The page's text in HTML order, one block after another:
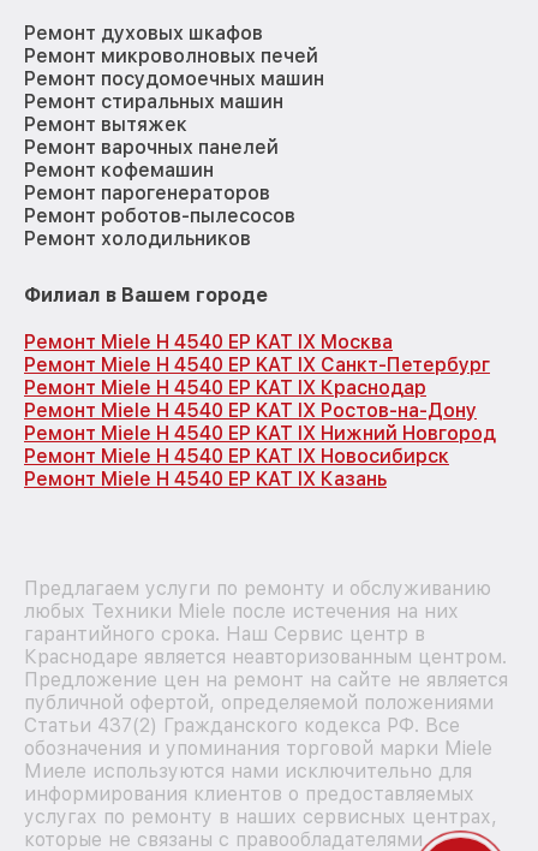
Ремонт духовых шкафов
Ремонт микроволновых печей
Ремонт посудомоечных машин
Ремонт стиральных машин
Ремонт вытяжек
Ремонт варочных панелей
Ремонт кофемашин
Ремонт парогенераторов
Ремонт роботов-пылесосов
Ремонт холодильников
Филиал в Вашем городе
Ремонт Miele H 4540 EP KAT IX Москва
Ремонт Miele H 4540 EP KAT IX Санкт-Петербург
Ремонт Miele H 4540 EP KAT IX Краснодар
Ремонт Miele H 4540 EP KAT IX Ростов-на-Дону
Ремонт Miele H 4540 EP KAT IX Нижний Новгород
Ремонт Miele H 4540 EP KAT IX Новосибирск
Ремонт Miele H 4540 EP KAT IX Казань
Предлагаем услуги по ремонту и обслуживанию
любых Техники Miele после истечения на них
гарантийного срока. Наш Сервис центр в
Краснодаре является неавторизованным центром.
Предложение цен на ремонт на сайте не является
публичной офертой, определяемой положениями
Статьи 437(2) Гражданского кодекса РФ. Все
обозначения и упоминания торговой марки Miele
Миеле используются нами исключительно для
информирования клиентов о предоставляемых
услугах по ремонту в наших сервисных центрах,
которые не связаны с правообладателями